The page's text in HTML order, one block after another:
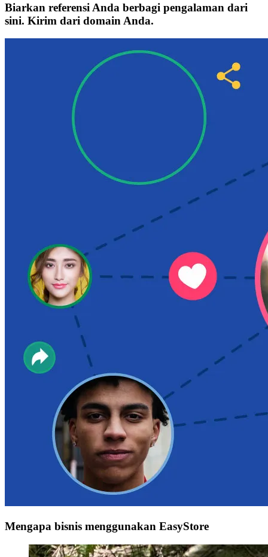
Biarkan referensi Anda berbagi pengalaman dari
sini. Kirim dari domain Anda.
Mengapa bisnis menggunakan EasyStore